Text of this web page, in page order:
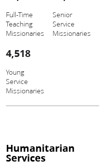
Full-Time
Teaching
Missionaries
Senior
Service
Missionaries
4,518
Young
Service
Missionaries
Humanitarian
Services